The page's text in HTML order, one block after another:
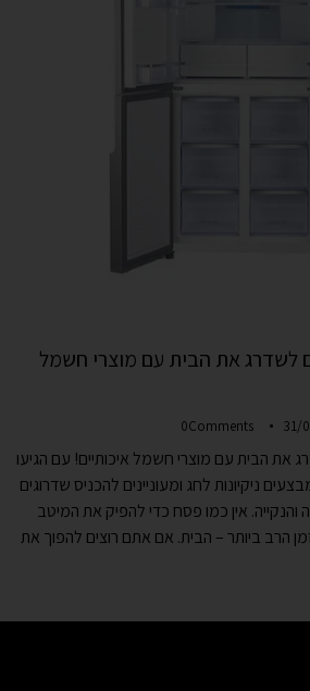
לשדרג את הבית עם מוצרי חשמל
31/
0Comments
הבית עם מוצרי חשמל איכותיים! עם הגיעו
ניקיונות לחג ומעוניינים להכניס שדרוגים
והנקייה. אין כמו פסח כדי להפיק את המיטב
הרב ביותר – הבית. אם אתם רוצים להפוך את